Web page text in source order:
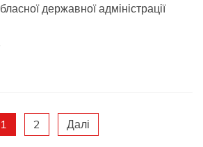
державної адміністрації
1 2 Далі